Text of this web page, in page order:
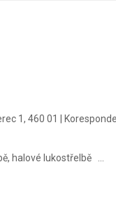
1, 460 01
halové lukostřelbě ...